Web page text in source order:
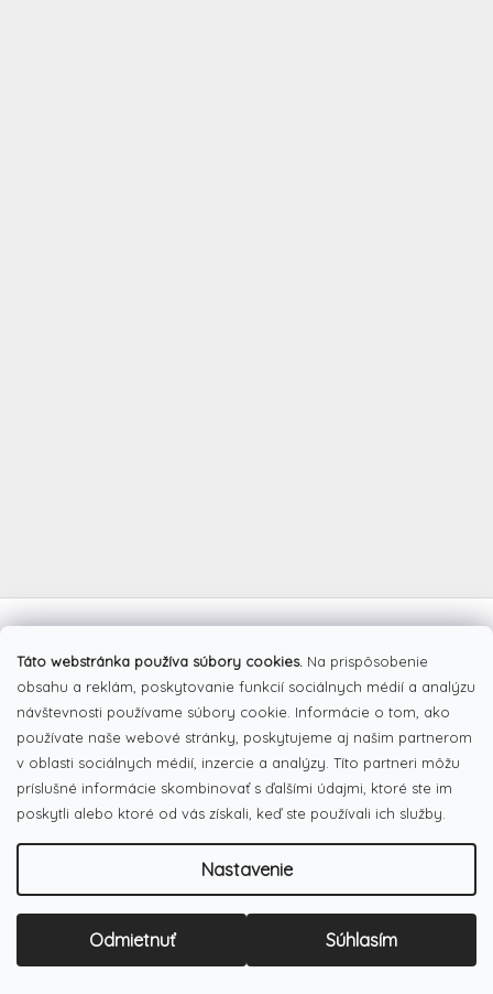
Táto webstránka používa súbory cookies. Na prispôsobenie
obsahu a reklám, poskytovanie funkcií sociálnych médií a analýzu
návštevnosti používame súbory cookie. Informácie o tom, ako
používate naše webové stránky, poskytujeme aj našim partnerom
v oblasti sociálnych médií, inzercie a analýzy. Títo partneri môžu
príslušné informácie skombinovať s ďalšími údajmi, ktoré ste im
poskytli alebo ktoré od vás získali, keď ste používali ich služby.
Nastavenie
Odmietnuť Súhlasím
á
Facebook
Pinterest
Dotazník
Čo najviac oceňujete na našom eshope?
Originálne produkty
(51%)
Široký výber tovaru
(19%)